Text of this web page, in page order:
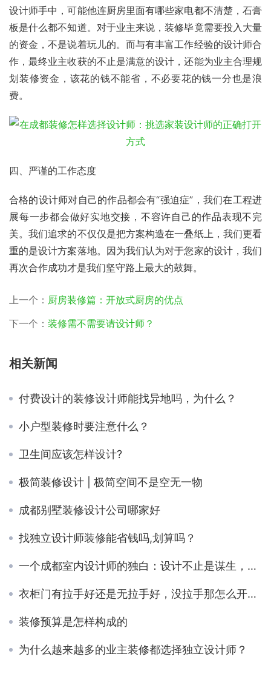
设计师手中，可能他连厨房里面有哪些家电都不清楚，石膏
板是什么都不知道。对于业主来说，装修毕竟需要投入大量
的资金，不是说着玩儿的。而与有丰富工作经验的设计师合
作，最终业主收获的不止是满意的设计，还能为业主合理规
划装修资金，该花的钱不能省，不必要花的钱一分也是浪
费。
四、严谨的工作态度
合格的设计师对自己的作品都会有“强迫症”，我们在工程进
展每一步都会做好实地交接，不容许自己的作品表现不完
美。我们追求的不仅仅是把方案构造在一叠纸上，我们更看
重的是设计方案落地。因为我们认为对于您家的设计，我们
再次合作成功才是我们坚守路上最大的鼓舞。
上一个： 厨房装修篇：开放式厨房的优点
下一个： 装修需不需要请设计师？
相关新闻
付费设计的装修设计师能找异地吗，为什么？
小户型装修时要注意什么？
卫生间应该怎样设计?
极简装修设计 | 极简空间不是空无一物
成都别墅装修设计公司哪家好
找独立设计师装修能省钱吗,划算吗？
一个成都室内设计师的独白：设计不止是谋生，而是解决问题
衣柜门有拉手好还是无拉手好，没拉手那怎么开衣柜？
装修预算是怎样构成的
为什么越来越多的业主装修都选择独立设计师？